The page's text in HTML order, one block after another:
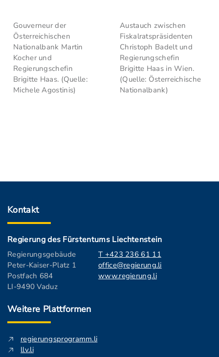
Gouverneur der
Österreichischen
Nationalbank Martin
Kocher und
Regierungschefin
Brigitte Haas. (Quelle:
Michele Agostinis)
Austauch zwischen
Fiskalratspräsidenten
Christoph Badelt und
Regierungschefin
Brigitte Haas in Wien.
(Quelle: Österreichische
Nationalbank)
Kontakt
Regierung des Fürstentums Liechtenstein
Regierungsgebäude
Peter-Kaiser-Platz 1
Postfach 684
LI-9490 Vaduz
T +423 236 61 11
office@regierung.li
www.regierung.li
Weitere Plattformen
regierungsprogramm.li
llv.li